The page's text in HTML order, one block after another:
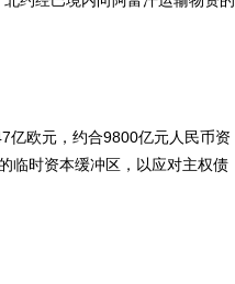
亿欧元，约合9800亿元人民币资
临时资本缓冲区，以应对主权债